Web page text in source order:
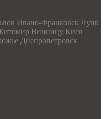
Ивано-Франковск Луцк
Винницу Киев
Днепропетровск